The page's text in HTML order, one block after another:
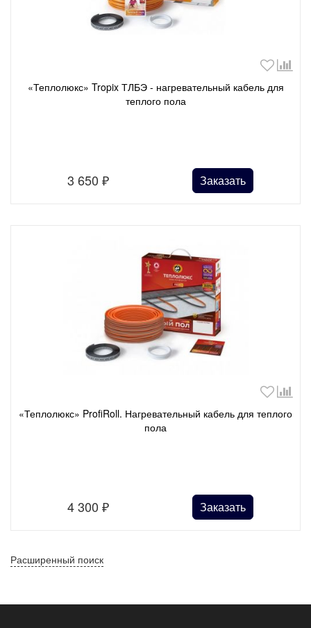
«Теплолюкс» Tropix ТЛБЭ - нагревательный кабель для
теплого пола
3 650₽ Заказать
«Теплолюкс» ProfiRoll. Нагревательный кабель для теплого
пола
4 300₽ Заказать
Расширенный поиск